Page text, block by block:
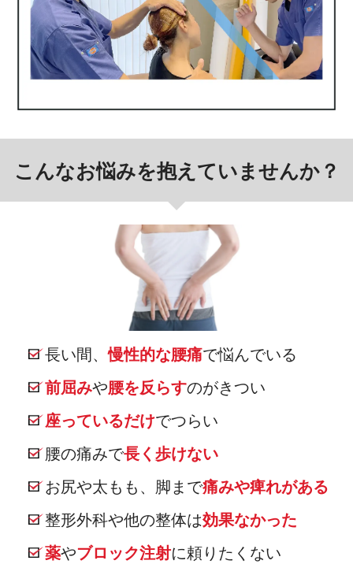
施術は完全予約制ですので、お客様・施術者
共に最小限の人数です。
こんなお悩みを抱えていませんか？
長い間、慢性的な腰痛で悩んでいる
前屈みや腰を反らすのがきつい
座っているだけでつらい
腰の痛みで長く歩けない
お尻や太もも、脚まで痛みや痺れがある
整形外科や他の整体は効果なかった
薬やブロック注射に頼りたくない